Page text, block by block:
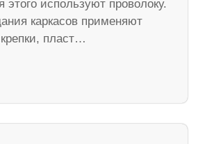
используют проволоку.
каркасов применяют
пласт…